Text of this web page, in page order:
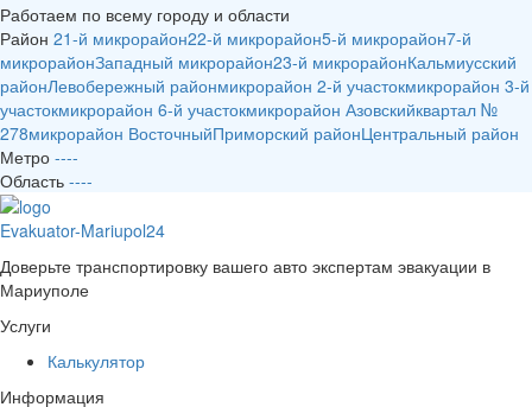
Работаем по всему городу и области
Район 21-й микрорайон22-й микрорайон5-й микрорайон7-й
микрорайонЗападный микрорайон23-й микрорайонКальмиусский
районЛевобережный районмикрорайон 2-й участокмикрорайон 3-й
участокмикрорайон 6-й участокмикрорайон Азовскийквартал №
278микрорайон ВосточныйПриморский районЦентральный район
Метро ----
Область ----
Evakuator-Mariupol24
Доверьте транспортировку вашего авто экспертам эвакуации в
Мариуполе
Услуги
Калькулятор
Информация